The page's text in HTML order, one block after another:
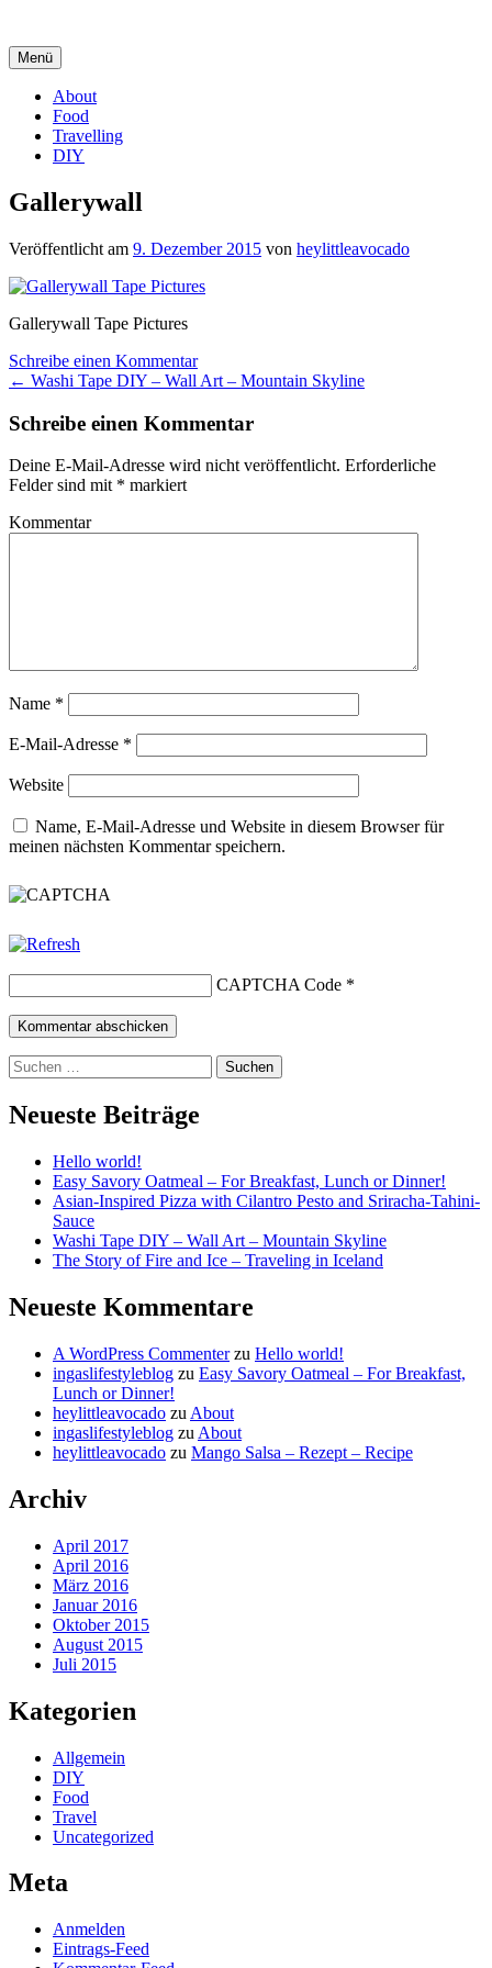
Inhalt
Menü
About
Food
Travelling
DIY
Gallerywall
Veröffentlicht am 9. Dezember 2015 von heylittleavocado
Gallerywall Tape Pictures
Schreibe einen Kommentar
Beitrags-
Navigation
← Washi Tape DIY – Wall Art – Mountain Skyline
Schreibe einen Kommentar
Deine E-Mail-Adresse wird nicht veröffentlicht. Erforderliche
Felder sind mit * markiert
Kommentar
Name *
E-Mail-Adresse *
Website
Name, E-Mail-Adresse und Website in diesem Browser für
meinen nächsten Kommentar speichern.
CAPTCHA Code *
Suchen
nach:
Neueste Beiträge
Hello world!
Easy Savory Oatmeal – For Breakfast, Lunch or Dinner!
Asian-Inspired Pizza with Cilantro Pesto and Sriracha-Tahini-
Sauce
Washi Tape DIY – Wall Art – Mountain Skyline
The Story of Fire and Ice – Traveling in Iceland
Neueste Kommentare
A WordPress Commenterzu Hello world!
ingaslifestyleblog zu Easy Savory Oatmeal – For Breakfast,
Lunch or Dinner!
heylittleavocado zu About
ingaslifestyleblog zu About
heylittleavocado zu Mango Salsa – Rezept – Recipe
Archiv
April 2017
April 2016
März 2016
Januar 2016
Oktober 2015
August 2015
Juli 2015
Kategorien
Allgemein
DIY
Food
Travel
Uncategorized
Meta
Anmelden
Eintrags-Feed